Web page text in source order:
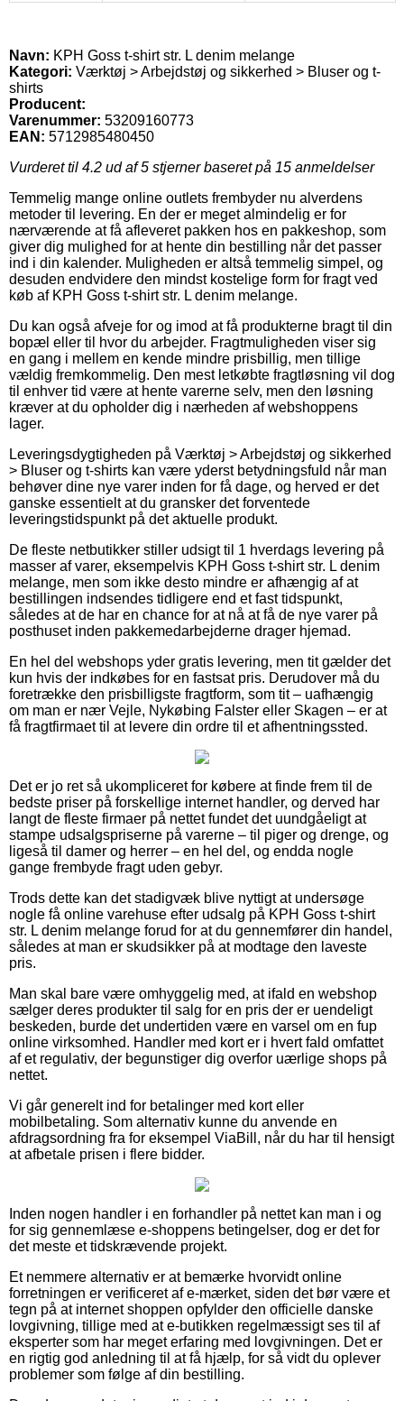
Navn: KPH Goss t-shirt str. L denim melange
Kategori: Værktøj > Arbejdstøj og sikkerhed > Bluser og t-
shirts
Producent:
Varenummer: 53209160773
EAN: 5712985480450
Vurderet til 4.2 ud af 5 stjerner baseret på 15 anmeldelser
Temmelig mange online outlets frembyder nu alverdens
metoder til levering. En der er meget almindelig er for
nærværende at få afleveret pakken hos en pakkeshop, som
giver dig mulighed for at hente din bestilling når det passer
ind i din kalender. Muligheden er altså temmelig simpel, og
desuden endvidere den mindst kostelige form for fragt ved
køb af KPH Goss t-shirt str. L denim melange.
Du kan også afveje for og imod at få produkterne bragt til din
bopæl eller til hvor du arbejder. Fragtmuligheden viser sig
en gang i mellem en kende mindre prisbillig, men tillige
vældig fremkommelig. Den mest letkøbte fragtløsning vil dog
til enhver tid være at hente varerne selv, men den løsning
kræver at du opholder dig i nærheden af webshoppens
lager.
Leveringsdygtigheden på Værktøj > Arbejdstøj og sikkerhed
> Bluser og t-shirts kan være yderst betydningsfuld når man
behøver dine nye varer inden for få dage, og herved er det
ganske essentielt at du gransker det forventede
leveringstidspunkt på det aktuelle produkt.
De fleste netbutikker stiller udsigt til 1 hverdags levering på
masser af varer, eksempelvis KPH Goss t-shirt str. L denim
melange, men som ikke desto mindre er afhængig af at
bestillingen indsendes tidligere end et fast tidspunkt,
således at de har en chance for at nå at få de nye varer på
posthuset inden pakkemedarbejderne drager hjemad.
En hel del webshops yder gratis levering, men tit gælder det
kun hvis der indkøbes for en fastsat pris. Derudover må du
foretrække den prisbilligste fragtform, som tit – uafhængig
om man er nær Vejle, Nykøbing Falster eller Skagen – er at
få fragtfirmaet til at levere din ordre til et afhentningssted.
Det er jo ret så ukompliceret for købere at finde frem til de
bedste priser på forskellige internet handler, og derved har
langt de fleste firmaer på nettet fundet det uundgåeligt at
stampe udsalgspriserne på varerne – til piger og drenge, og
ligeså til damer og herrer – en hel del, og endda nogle
gange frembyde fragt uden gebyr.
Trods dette kan det stadigvæk blive nyttigt at undersøge
nogle få online varehuse efter udsalg på KPH Goss t-shirt
str. L denim melange forud for at du gennemfører din handel,
således at man er skudsikker på at modtage den laveste
pris.
Man skal bare være omhyggelig med, at ifald en webshop
sælger deres produkter til salg for en pris der er uendeligt
beskeden, burde det undertiden være en varsel om en fup
online virksomhed. Handler med kort er i hvert fald omfattet
af et regulativ, der begunstiger dig overfor uærlige shops på
nettet.
Vi går generelt ind for betalinger med kort eller
mobilbetaling. Som alternativ kunne du anvende en
afdragsordning fra for eksempel ViaBill, når du har til hensigt
at afbetale prisen i flere bidder.
Inden nogen handler i en forhandler på nettet kan man i og
for sig gennemlæse e-shoppens betingelser, dog er det for
det meste et tidskrævende projekt.
Et nemmere alternativ er at bemærke hvorvidt online
forretningen er verificeret af e-mærket, siden det bør være et
tegn på at internet shoppen opfylder den officielle danske
lovgivning, tillige med at e-butikken regelmæssigt ses til af
eksperter som har meget erfaring med lovgivningen. Det er
en rigtig god anledning til at få hjælp, for så vidt du oplever
problemer som følge af din bestilling.